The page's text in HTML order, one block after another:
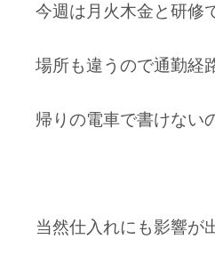
今週は月火木金と研修
場所も違うので通勤経
帰りの電車で書けない
当然仕入れにも影響が